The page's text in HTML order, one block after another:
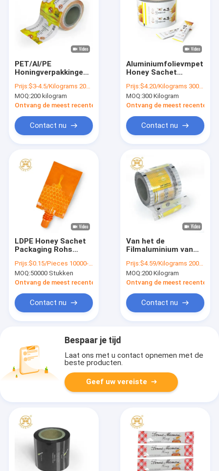
PET/Al/PE
Honingverpakkingen
Aluminium Foil
Plastic Film Honing
Saket Roll Film
Prijs:$3-4.5/Kilograms 200-499 Kilograms
MOQ:200 kilogram
Ontvang de meest recente Prijs
Contact nu
Aluminiumfolievmpet
Honey Sachet
Adhesive
Gelamineerd Broodje
Prijs:$4.20/Kilograms 300-999 Kilograms
MOQ:300 Kilogram
Ontvang de meest recente
Contact nu
LDPE Honey Sachet
Packaging Rohs
Tribune op Zak met
Pijp
Prijs:$0.15/Pieces 10000-99999 Pieces
MOQ:50000 Stukken
Ontvang de meest recente Prijs
Contact nu
Van het de
Filmaluminium van
Gelamineerde Poly de
Foliebroodje
Verpakking
Prijs:$4.59/Kilograms 200-499 Kilograms
MOQ:200 Kilogram
Ontvang de meest recente
Contact nu
Bespaar je tijd
Laat ons met u contact opnemen met de
beste producten.
Geef uw vereiste